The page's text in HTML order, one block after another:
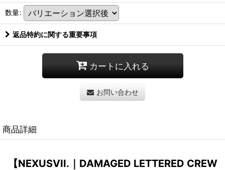
数量:
返品特約に関する重要事項
カートに入れる
お問い合わせ
商品詳細
【NEXUSVII.｜DAMAGED LETTERED CREW